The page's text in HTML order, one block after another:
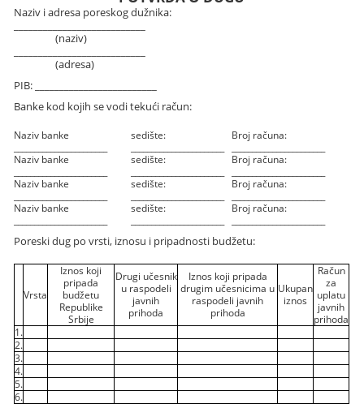
Naziv i adresa poreskog dužnika:
(naziv)
(adresa)
PIB: _________________________
Banke kod kojih se vodi tekući račun:
Naziv banke
sedište:
Broj računa:
Naziv banke
sedište:
Broj računa:
Naziv banke
sedište:
Broj računa:
Naziv banke
sedište:
Broj računa:
Poreski dug po vrsti, iznosu i pripadnosti budžetu:
Vrsta
Iznos koji
pripada
budžetu
Republike
Srbije
Drugi učesnik
u raspodeli
javnih
prihoda
Iznos koji pripada
drugim učesnicima u
raspodeli javnih
prihoda
Ukupan
iznos
Račun
za
uplatu
javnih
prihoda
1.
2.
3.
4.
5.
6.